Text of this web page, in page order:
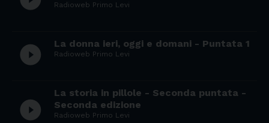
Radioweb Primo Levi
play_circle_filled La donna ieri, oggi e domani - Puntata 1
Radioweb Primo Levi
play_circle_filled
La storia in pillole - Seconda puntata -
Seconda edizione
Radioweb Primo Levi